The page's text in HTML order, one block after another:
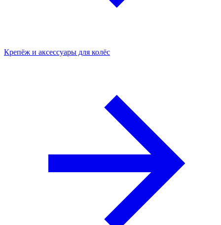
Крепёж и аксессуары для колёс